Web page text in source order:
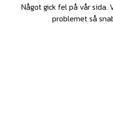
Något gick fel på vår
problemet så